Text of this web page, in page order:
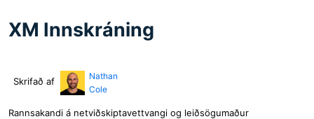
XM Innskráning
Skrifað af
Nathan
Cole
Rannsakandi á netviðskiptavettvangi og leiðsögumaður